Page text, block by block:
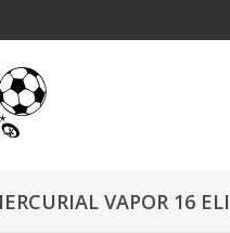
VAPOR 16